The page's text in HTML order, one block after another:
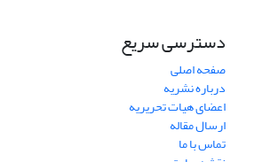
دسترسی سریع
صفحه اصلی
درباره نشریه
اعضای هیات تحریریه
ارسال مقاله
تماس با ما